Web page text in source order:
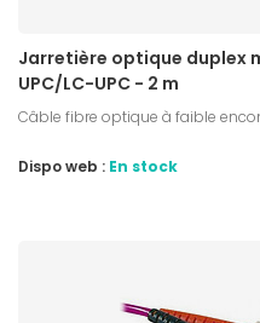
Jarretière optique duplex
UPC/LC-UPC - 2 m
Câble fibre optique à faible
Dispo web : En stock